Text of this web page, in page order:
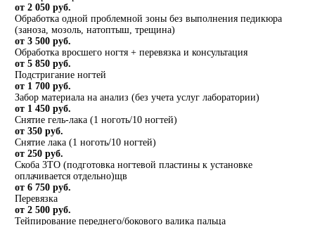
от 2 050 руб.
Обработка одной проблемной зоны без выполнения педикюра
(заноза, мозоль, натоптыш, трещина)
от 3 500 руб.
Обработка вросшего ногтя + перевязка и консультация
от 5 850 руб.
Подстригание ногтей
от 1 700 руб.
Забор материала на анализ (без учета услуг лаборатории)
от 1 450 руб.
Снятие гель-лака (1 ноготь/10 ногтей)
от 350 руб.
Снятие лака (1 ноготь/10 ногтей)
от 250 руб.
Скоба 3ТО (подготовка ногтевой пластины к установке
оплачивается отдельно)щв
от 6 750 руб.
Перевязка
от 2 500 руб.
Тейпирование переднего/бокового валика пальца